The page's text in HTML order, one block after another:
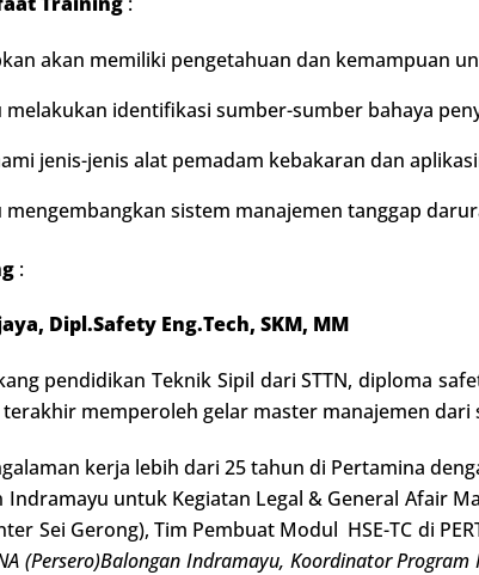
akan memiliki pengetahuan dan kemampuan
melakukan identifikasi sumber-sumber bahaya
jenis-jenis alat pemadam kebakaran dan
mengembangkan sistem manajemen tanggap
:
Dipl.Safety Eng.Tech, SKM, MM
pendidikan Teknik Sipil dari STTN, diploma
terakhir memperoleh gelar master manajemen
kerja lebih dari 25 tahun di Pertamina
Indramayu untuk Kegiatan Legal & General Afair
Sei Gerong), Tim Pembuat Modul HSE-TC di
(Persero)Balongan Indramayu, Koordinator